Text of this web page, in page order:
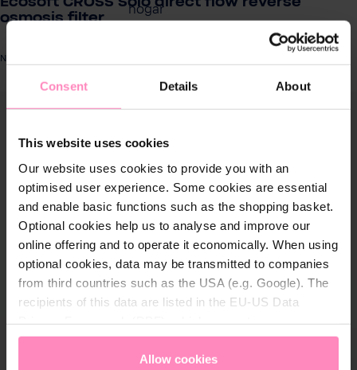
Consent Details About
This website uses cookies
Our website uses cookies to provide you with an
optimised user experience. Some cookies are essential
and enable basic functions such as the shopping basket.
Optional cookies help us to analyse and improve our
online offering and to operate it economically. When using
optional cookies, data may be transmitted to companies
from third countries such as the USA (e.g. Google). The
recipients of this data are listed in the EU-US Data
appropriate level of data protection. You canaccept all
only allow necessary cookies
Allow cookies
hogar
Productos
Sobre BWT
Resumen de
Productos
osmosis filter
Número de producto: MO1500PECO